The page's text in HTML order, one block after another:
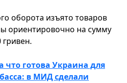
оборота изъято товаров
ориентировочно на сумму
что готова Украина для
в МИД сделали